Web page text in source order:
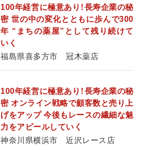
100年経営に極意あり！長寿企業の秘
密 世の中の変化とともに歩んで300
年 “まちの薬屋”として残り続けて
いく
福島県喜多方市 冠木薬店
100年経営に極意あり！長寿企業の秘
密 オンライン戦略で顧客数と売り上
げをアップ 今後もレースの繊細な魅
力をアピールしていく
神奈川県横浜市 近沢レース店